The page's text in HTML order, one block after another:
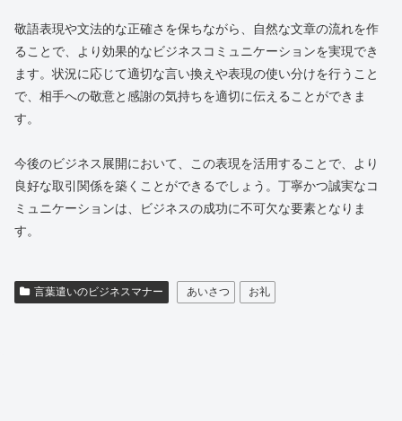
敬語表現や文法的な正確さを保ちながら、自然な文章の流れを作
ることで、より効果的なビジネスコミュニケーションを実現でき
ます。状況に応じて適切な言い換えや表現の使い分けを行うこと
で、相手への敬意と感謝の気持ちを適切に伝えることができま
す。
今後のビジネス展開において、この表現を活用することで、より
良好な取引関係を築くことができるでしょう。丁寧かつ誠実なコ
ミュニケーションは、ビジネスの成功に不可欠な要素となりま
す。
言葉遣いのビジネスマナー あいさつ お礼